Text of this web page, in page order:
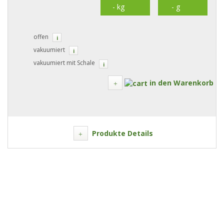
Produkte Details
offen i
vakuumiert i
vakuumiert mit Schale i
in den Warenkorb